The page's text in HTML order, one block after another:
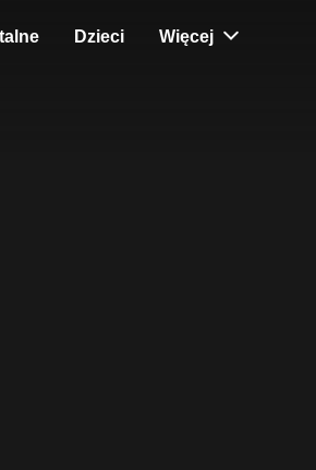
Dzieci Więcej